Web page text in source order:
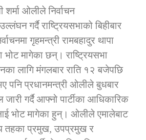
डिभिजन कार्यालय जुम्लाको सुचना सन्देश
कर्णाली प्रविधि शिक्षालय जुम्लाको सुचना
सामाजिक बिकास कार्यालय जुम्लाकाे सुचना
शर्मा ओलीले निर्वाचन
गर्दै राष्ट्रियसभाको बिहीबार
गृहमन्त्री रामबहादुर थापा
भोट मागेका छन्। राष्ट्रियसभा
लागि मंगलबार राति १२ बजेपछि
पनि प्रधानमन्त्री ओलीले बुधबार
गर्दै आफ्नो पार्टीका आधिकारिक
भोट मागेका हुन्। ओलीले एमालेबाट
तहका प्रमुख, उपप्रमुख र